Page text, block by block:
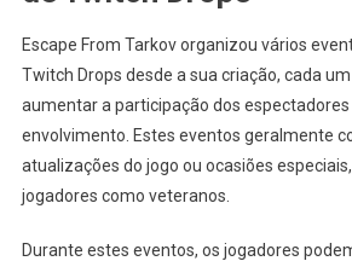
Escape From Tarkov organizou vários
Twitch Drops desde a sua criação, cada
aumentar a participação dos
envolvimento. Estes eventos geralmente
atualizações do jogo ou ocasiões
jogadores como veteranos.
Durante estes eventos, os jogadores